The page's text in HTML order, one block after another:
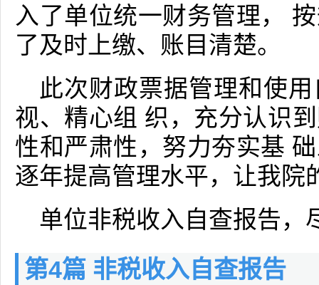
入了单位统一财务管理，
了及时上缴、账目清楚。
此次财政票据管理和使
视、精心组 织，充分认识
性和严肃性，努力夯实基
逐年提高管理水平，让我院
单位非税收入自查报告，
第4篇 非税收入自查报告